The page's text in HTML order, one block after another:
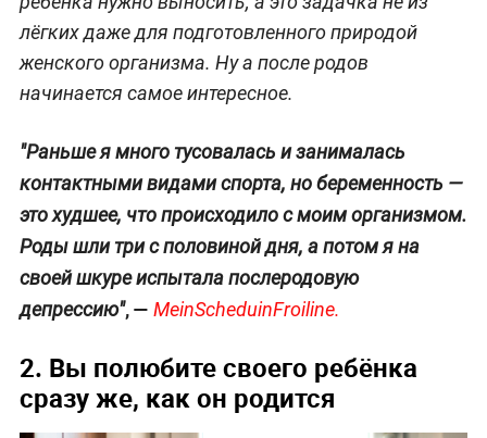
лёгких даже для подготовленного природой
женского организма. Ну а после родов
начинается самое интересное.
"Раньше я много тусовалась и занималась
контактными видами спорта, но беременность —
это худшее, что происходило с моим организмом.
Роды шли три с половиной дня, а потом я на
своей шкуре испытала послеродовую
депрессию", — MeinScheduinFroilinе.
2. Вы полюбите своего ребёнка
сразу же, как он родится